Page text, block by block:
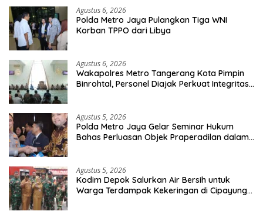
Agustus 6, 2026
Polda Metro Jaya Pulangkan Tiga WNI
Korban TPPO dari Libya
Agustus 6, 2026
Wakapolres Metro Tangerang Kota Pimpin
Binrohtal, Personel Diajak Perkuat Integritas
Agustus 5, 2026
Polda Metro Jaya Gelar Seminar Hukum
Bahas Perluasan Objek Praperadilan dalam
Agustus 5, 2026
Kodim Depok Salurkan Air Bersih untuk
Warga Terdampak Kekeringan di Cipayung